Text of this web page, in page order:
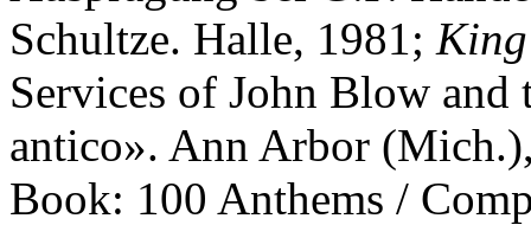
Schultze. Halle, 1981; King
Services of John Blow
antico». Ann Arbor
Book: 100 Anthems /